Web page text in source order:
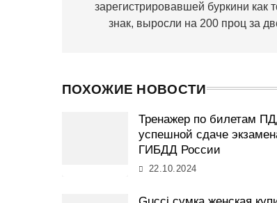
записям
зарегистрировавшей буркини как
знак, выросли на 200 проц за
ПОХОЖИЕ НОВОСТИ
Тренажер по билетам
успешной сдаче
ГИБДД России
22.10.2024